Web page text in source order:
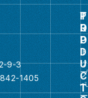
9-3
1405
ト
ッ
プ
ペ
ー
グ
ル
ー
プ
リ
ン